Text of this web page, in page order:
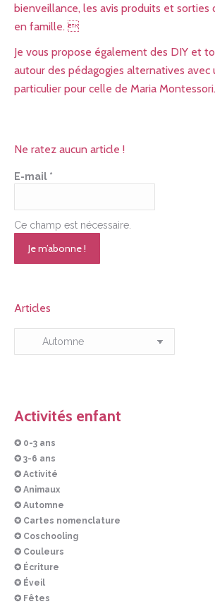
bienveillance, les avis produits et sorties
en famille. 
Je vous propose également des DIY et
autour des pédagogies alternatives
particulier pour celle de Maria Montessori.
Ne ratez aucun article !
E-mail *
Ce champ est nécessaire.
Articles
Articles
Activités enfant
✪ 0-3 ans
✪ 3-6 ans
✪ Activité
✪ Animaux
✪ Automne
✪ Cartes nomenclature
✪ Coschooling
✪ Couleurs
✪ Écriture
✪ Éveil
✪ Fêtes